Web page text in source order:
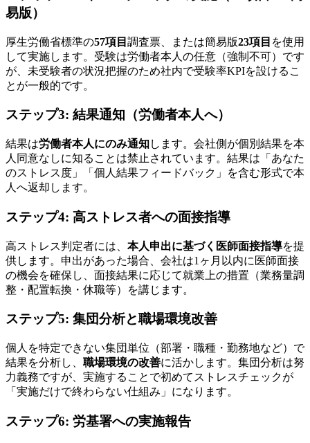
易版）
厚生労働省標準の57項目 調査票、または簡易版23項目 を使用
して実施します。受験は労働者本人の任意（強制不可）です
が、未受験者の状況把握のため社内で受験率KPIを設けるこ
とが一般的です。
ステップ3: 結果通知（労働者本人へ）
結果は労働者本人にのみ通知します。会社側が個別結果を本
人同意なしに知ることは禁止されています。結果は「あなた
のストレス度」「個人結果フィードバック」を含む形式で本
人へ返却します。
ステップ4: 高ストレス者への面接指導
高ストレス判定者には、 本人申出に基づく医師面接指導を提
供します。申出があった場合、会社は1ヶ月以内に医師面接
の機会を確保し、面接結果に応じて就業上の措置（業務量調
整・配置転換・休職等）を講じます。
ステップ5: 集団分析と職場環境改善
個人を特定できない集団単位（部署・職種・勤務地など）で
結果を分析し、 職場環境の改善に活かします。集団分析は努
力義務ですが、実施することで初めてストレスチェックが
「実施だけで終わらない仕組み」になります。
ステップ6: 労基署への実施報告